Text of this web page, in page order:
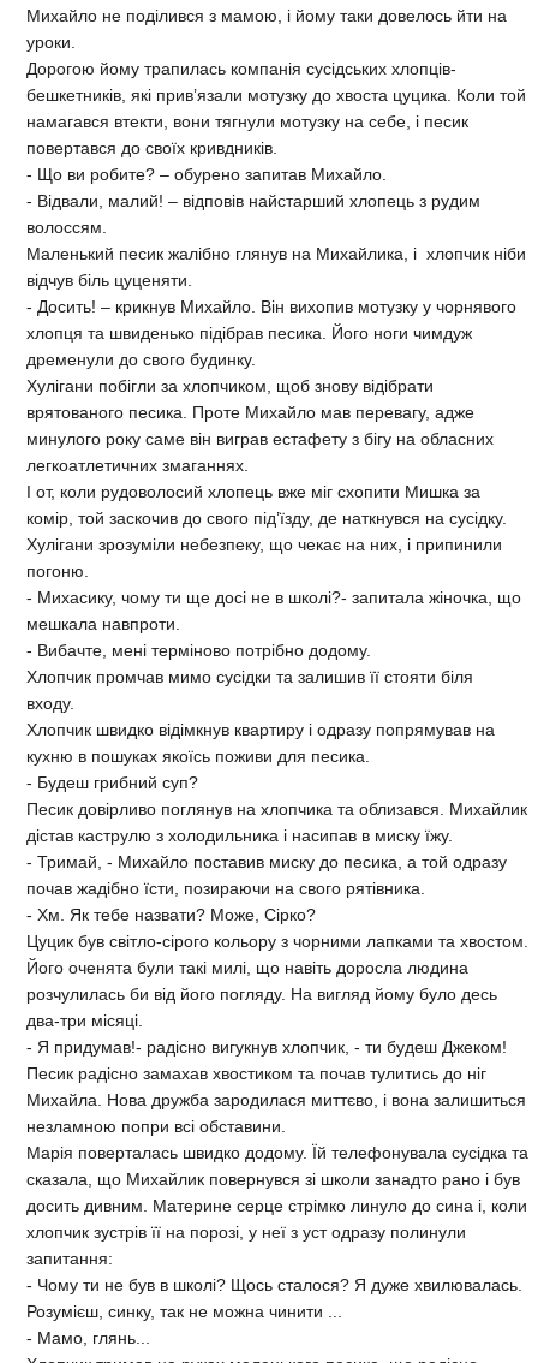
Михайло не поділився з мамою, і йому таки довелось йти на
уроки.
Дорогою йому трапилась компанія сусідських хлопців-
бешкетників, які прив’язали мотузку до хвоста цуцика. Коли той
намагався втекти, вони тягнули мотузку на себе, і песик
повертався до своїх кривдників.
- Що ви робите? – обурено запитав Михайло.
- Відвали, малий! – відповів найстарший хлопець з рудим
волоссям.
Маленький песик жалібно глянув на Михайлика, і хлопчик ніби
відчув біль цуценяти.
- Досить! – крикнув Михайло. Він вихопив мотузку у чорнявого
хлопця та швиденько підібрав песика. Його ноги чимдуж
дременули до свого будинку.
Хулігани побігли за хлопчиком, щоб знову відібрати
врятованого песика. Проте Михайло мав перевагу, адже
минулого року саме він виграв естафету з бігу на обласних
легкоатлетичних змаганнях.
І от, коли рудоволосий хлопець вже міг схопити Мишка за
комір, той заскочив до свого під’їзду, де наткнувся на сусідку.
Хулігани зрозуміли небезпеку, що чекає на них, і припинили
погоню.
- Михасику, чому ти ще досі не в школі?- запитала жіночка, що
мешкала навпроти.
- Вибачте, мені терміново потрібно додому.
Хлопчик промчав мимо сусідки та залишив її стояти біля
входу.
Хлопчик швидко відімкнув квартиру і одразу попрямував на
кухню в пошуках якоїсь поживи для песика.
- Будеш грибний суп?
Песик довірливо поглянув на хлопчика та облизався. Михайлик
дістав каструлю з холодильника і насипав в миску їжу.
- Тримай, - Михайло поставив миску до песика, а той одразу
почав жадібно їсти, позираючи на свого рятівника.
- Хм. Як тебе назвати? Може, Сірко?
Цуцик був світло-сірого кольору з чорними лапками та хвостом.
Його оченята були такі милі, що навіть доросла людина
розчулилась би від його погляду. На вигляд йому було десь
два-три місяці.
- Я придумав!- радісно вигукнув хлопчик, - ти будеш Джеком!
Песик радісно замахав хвостиком та почав тулитись до ніг
Михайла. Нова дружба зародилася миттєво, і вона залишиться
незламною попри всі обставини.
Марія поверталась швидко додому. Їй телефонувала сусідка та
сказала, що Михайлик повернувся зі школи занадто рано і був
досить дивним. Материне серце стрімко линуло до сина і, коли
хлопчик зустрів її на порозі, у неї з уст одразу полинули
запитання:
- Чому ти не був в школі? Щось сталося? Я дуже хвилювалась.
Розумієш, синку, так не можна чинити ...
- Мамо, глянь...